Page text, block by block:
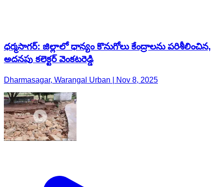
ధర్మసాగర్: జిల్లాలో ధాన్యం కొనుగోలు కేంద్రాలను పరిశీలించిన,
అదనపు కలెక్టర్ వెంకటరెడ్డి
Dharmasagar, Warangal Urban | Nov 8, 2025